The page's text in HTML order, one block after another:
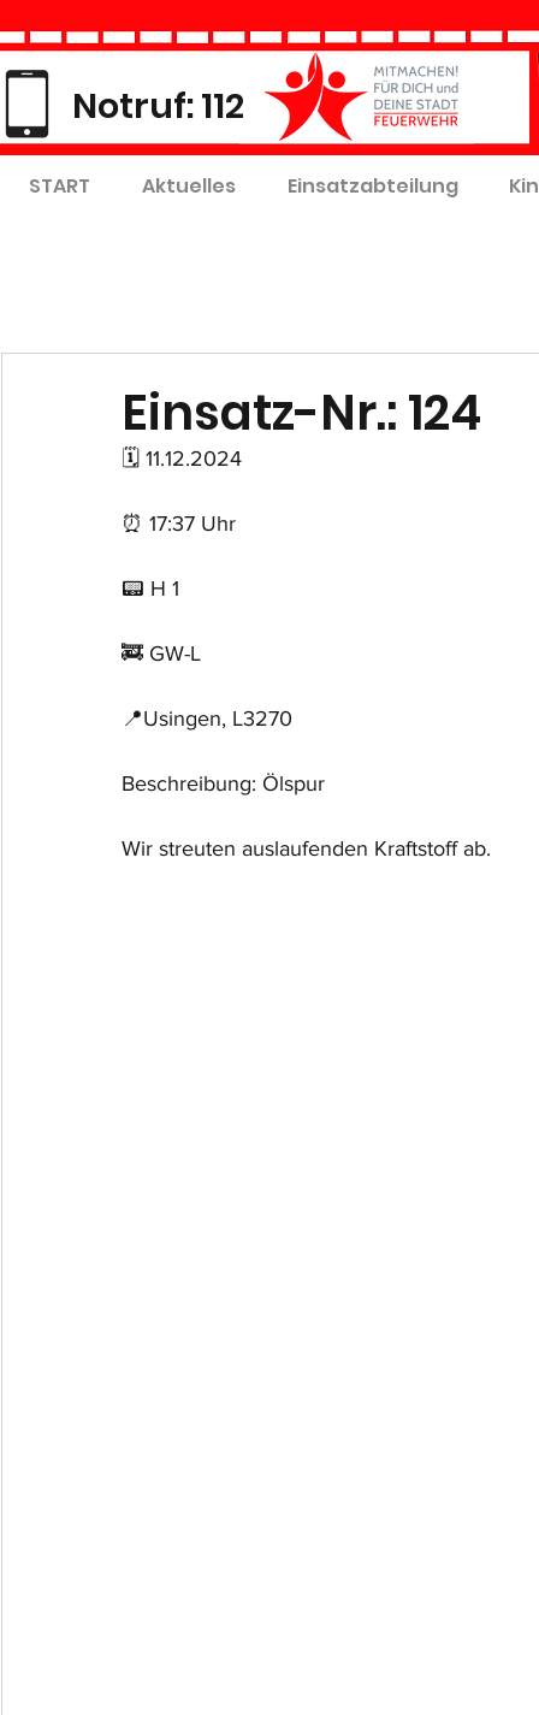
Notruf: 112
START Aktuelles Einsatzabteilung
Einsatz-Nr.: 124
🗓 11.12.2024
⏰ 17:37 Uhr
📟 H 1
🚒 GW-L
📍Usingen, L3270
Beschreibung: Ölspur
Wir streuten auslaufenden Kraftstoff ab.